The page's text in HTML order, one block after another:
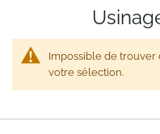
Impossible de trouver
votre sélection.